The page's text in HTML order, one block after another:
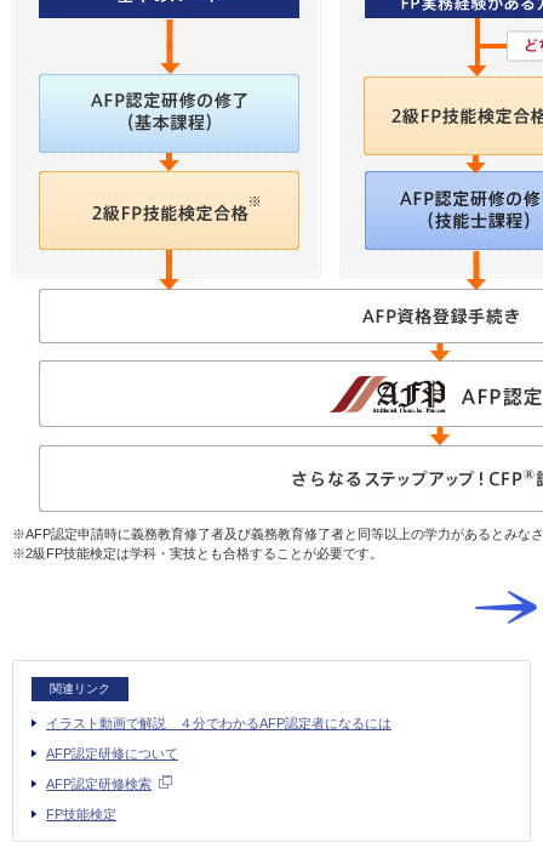
アクセス
お問い合わせ
English
法人・行政機関の方へ
学校関係者の方へ
報道・メディア関係者の方へ
CLOSE
※AFP認定申請時に義務教育修了者及び義務教育修了者と同等以上の学力があるとみな
※2級FP技能検定は学科・実技とも合格することが必要です。
関連リンク
イラスト動画で解説 ４分でわかるAFP認定者になるには
AFP認定研修について
AFP認定研修検索
FP技能検定